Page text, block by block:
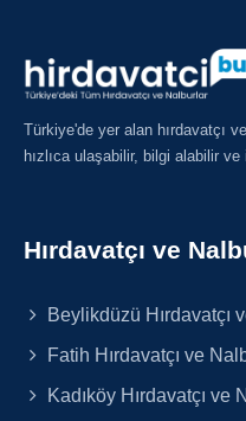
Türkiye'de yer alan hırdavatçı
hızlıca ulaşabilir, bilgi alabilir ve
Hırdavatçı ve
Beylikdüzü Hırdavatçı
Fatih Hırdavatçı ve
Kadıköy Hırdavatçı ve